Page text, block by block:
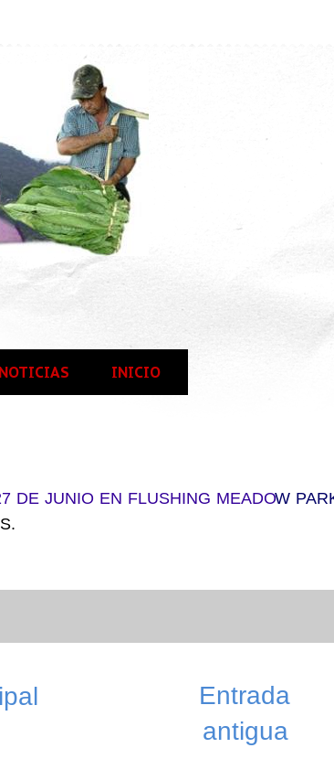
NOTICIAS INICIO
DE JUNIO EN FLUSHING MEADOW
Entrada
antigua